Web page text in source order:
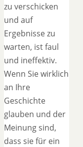
zu verschicken
und auf
Ergebnisse zu
warten, ist faul
und ineffektiv.
Wenn Sie wirklich
an Ihre
Geschichte
glauben und der
Meinung sind,
dass sie für ein